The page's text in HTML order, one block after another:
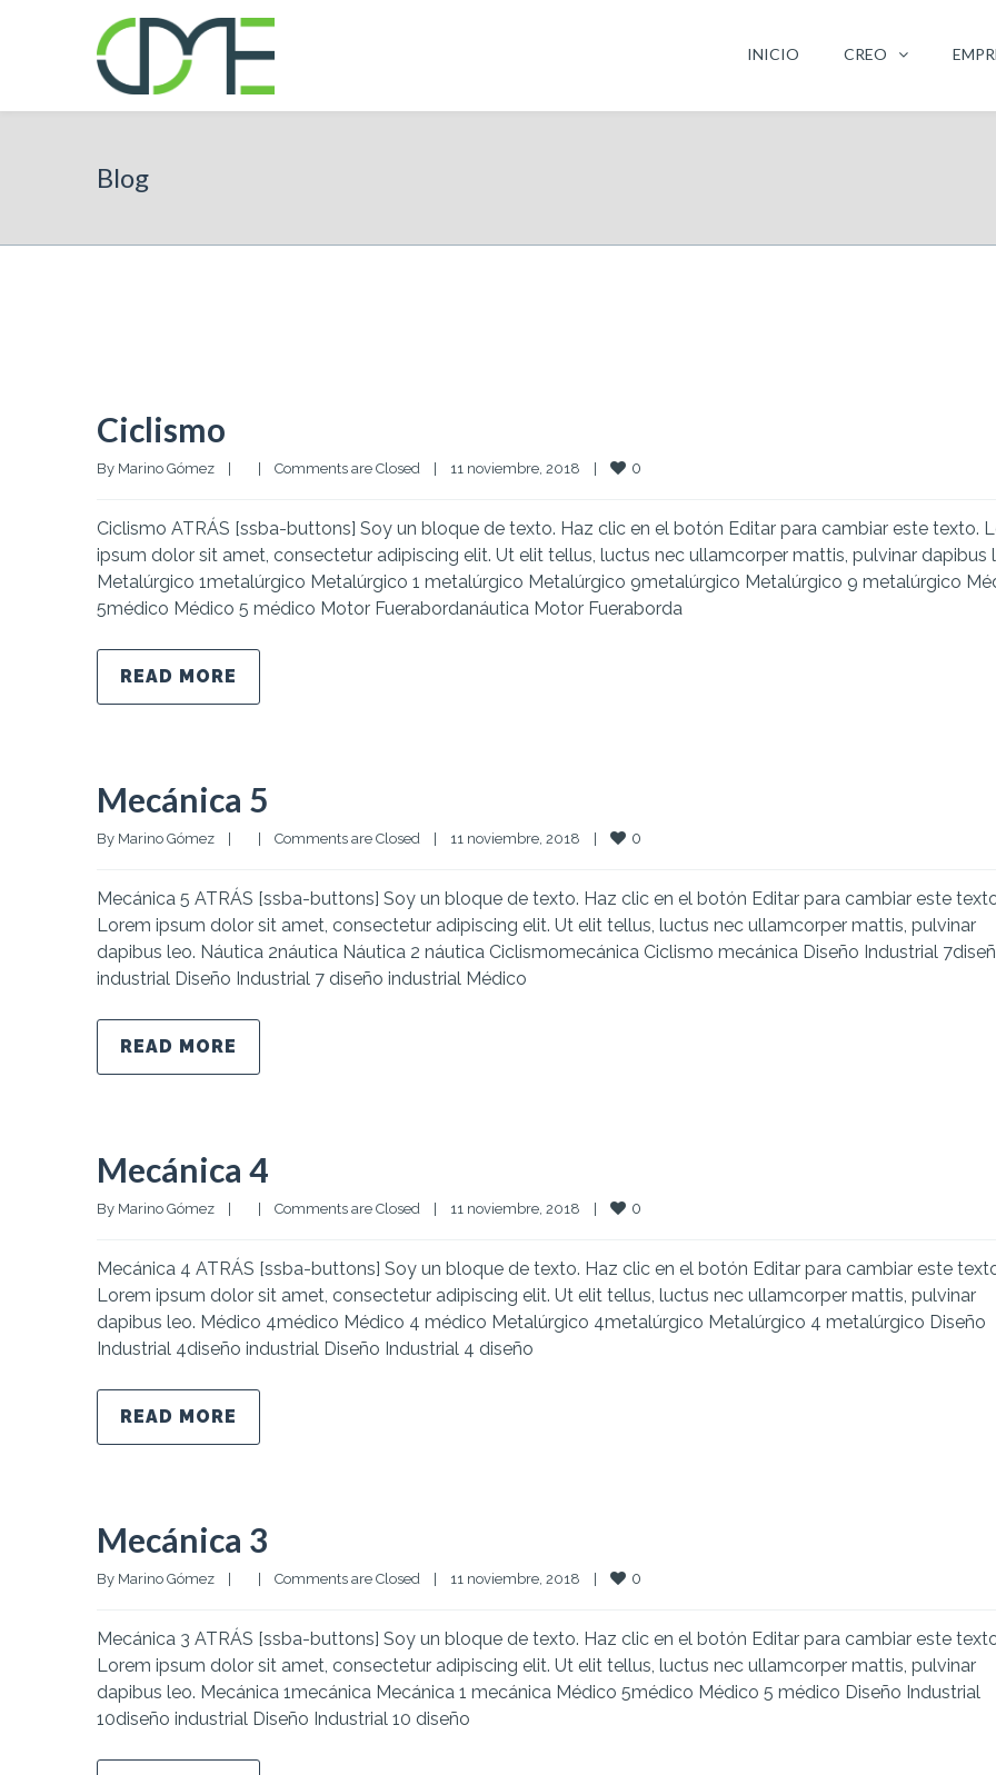
INICIO CREO
Blog
Ciclismo
By Marino Gómez Comments are Closed 11 noviembre, 2018 0
Ciclismo ATRÁS [ssba-buttons] Soy un bloque de texto. Haz clic en el botón Editar para cambiar este texto.
ipsum dolor sit amet, consectetur adipiscing elit. Ut elit tellus, luctus nec ullamcorper mattis, pulvinar dapibus
Metalúrgico 1metalúrgico Metalúrgico 1 metalúrgico Metalúrgico 9metalúrgico Metalúrgico 9 metalúrgico
5médico Médico 5 médico Motor Fuerabordanáutica Motor Fueraborda
READ MORE
Mecánica 5
By Marino Gómez Comments are Closed 11 noviembre, 2018 0
Mecánica 5 ATRÁS [ssba-buttons] Soy un bloque de texto. Haz clic en el botón Editar para cambiar este
Lorem ipsum dolor sit amet, consectetur adipiscing elit. Ut elit tellus, luctus nec ullamcorper mattis, pulvinar
dapibus leo. Náutica 2náutica Náutica 2 náutica Ciclismomecánica Ciclismo mecánica Diseño Industrial
industrial Diseño Industrial 7 diseño industrial Médico
READ MORE
Mecánica 4
By Marino Gómez Comments are Closed 11 noviembre, 2018 0
Mecánica 4 ATRÁS [ssba-buttons] Soy un bloque de texto. Haz clic en el botón Editar para cambiar este
Lorem ipsum dolor sit amet, consectetur adipiscing elit. Ut elit tellus, luctus nec ullamcorper mattis, pulvinar
dapibus leo. Médico 4médico Médico 4 médico Metalúrgico 4metalúrgico Metalúrgico 4 metalúrgico Diseño
Industrial 4diseño industrial Diseño Industrial 4 diseño
READ MORE
Mecánica 3
By Marino Gómez Comments are Closed 11 noviembre, 2018 0
Mecánica 3 ATRÁS [ssba-buttons] Soy un bloque de texto. Haz clic en el botón Editar para cambiar este
Lorem ipsum dolor sit amet, consectetur adipiscing elit. Ut elit tellus, luctus nec ullamcorper mattis, pulvinar
dapibus leo. Mecánica 1mecánica Mecánica 1 mecánica Médico 5médico Médico 5 médico Diseño Industrial
10diseño industrial Diseño Industrial 10 diseño